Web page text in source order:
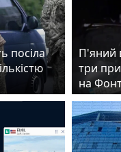
посіла
П'яний
три
на